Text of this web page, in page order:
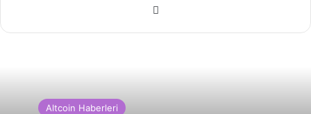
Altcoin Haberleri